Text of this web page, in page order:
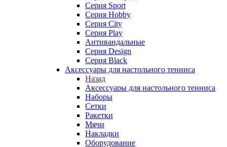
Серия Sport
Серия Hobby
Серия City
Серия Play
Антивандальные
Серия Design
Серия Black
Аксессуары для настольного тенниса
Назад
Аксессуары для настольного тенниса
Наборы
Сетки
Ракетки
Мячи
Накладки
Оборудование